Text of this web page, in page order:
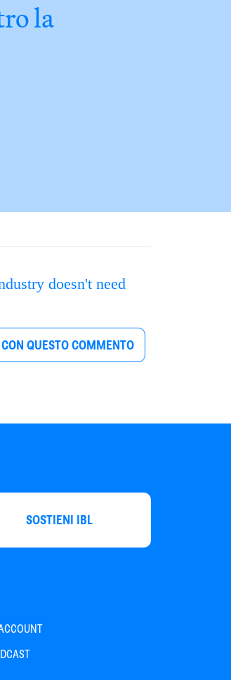
la
doesn't need
QUESTO COMMENTO
SOSTIENI IBL